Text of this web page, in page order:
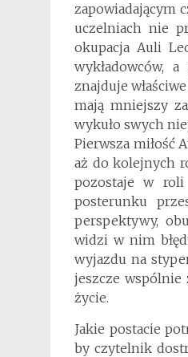
zapowiadającym
uczelniach nie
okupacja Auli
wykładowców,
znajduje
mają mniejszy
wykuło swych
Pierwsza miłość
aż do kolejnych
pozostaje w roli
posterunku
perspektywy,
widzi w nim
wyjazdu na
jeszcze wspólnie
życie.
Jakie postacie
by czytelnik